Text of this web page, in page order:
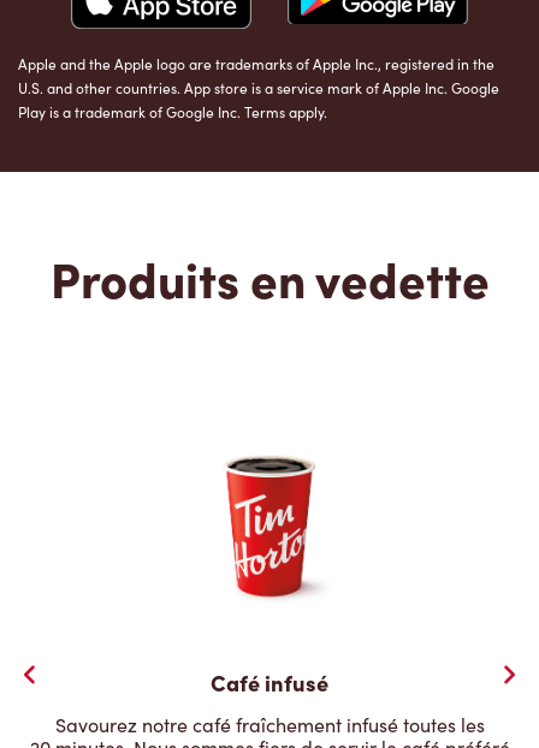
Apple and the Apple logo are trademarks of Apple Inc., registered in the
U.S. and other countries. App store is a service mark of Apple Inc. Google
Play is a trademark of Google Inc. Terms apply.
Produits en vedette
Café infusé
Savourez notre café fraîchement infusé toutes les